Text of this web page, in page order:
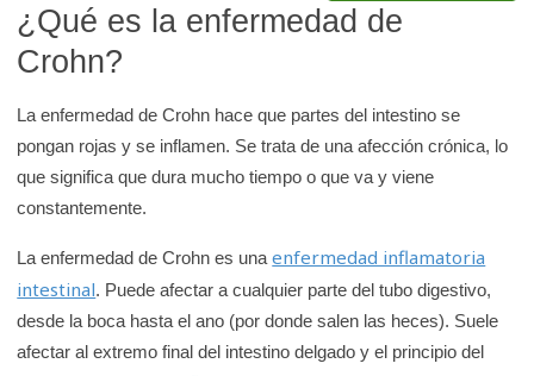
n
l
b
i
b
l
i
o
t
e
¿Qué es la enfermedad de
Crohn?
La enfermedad de Crohn hace que partes del intestino se
pongan rojas y se inflamen. Se trata de una afección crónica, lo
que significa que dura mucho tiempo o que va y viene
constantemente.
La enfermedad de Crohn es unaenfermedad inflamatoria
intestinal. Puede afectar a cualquier parte del tubo digestivo,
desde la boca hasta el ano (por donde salen las heces). Suele
afectar al extremo final del intestino delgado y el principio del